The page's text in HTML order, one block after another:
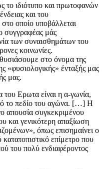
το ιδιότυπο και πρωτοφανών
και του
οποίο υποβάλλεται
συγγραφέας μάς
των συναισθημάτων του
κοινωνίες.
στο όνομα της
«φυσιολογικής» ένταξής μας
μας.
Ερωτα είναι η α-γωνία,
το πεδίο του αγώνα. […] Η
απουσία συγκεκριμένου
και γενικότερη απαξίωση
όπως επισημαίνει ο
επίμετρο που
του πολύ ενδιαφέροντος